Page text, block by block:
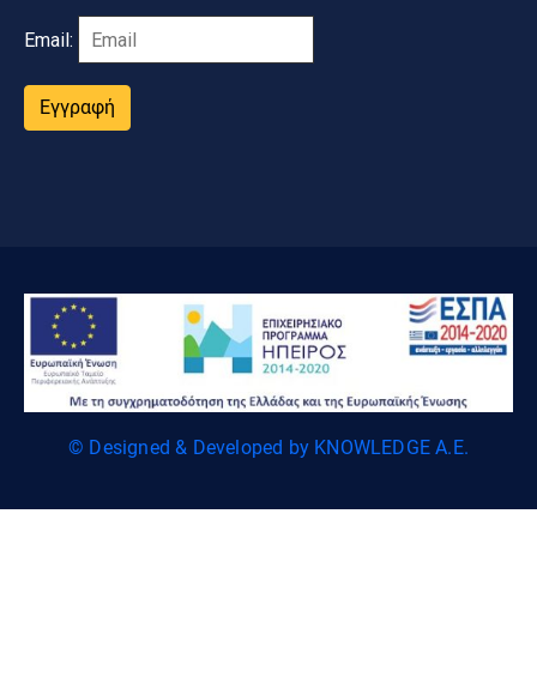
Email:
Εγγραφή
© Designed & Developed by KNOWLEDGE A.E.